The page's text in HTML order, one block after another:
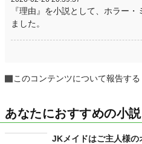
『理由』を小説として、ホラー
ました。
このコンテンツについて報告する
あなたにおすすめの小説
JKメイドはご主人様の